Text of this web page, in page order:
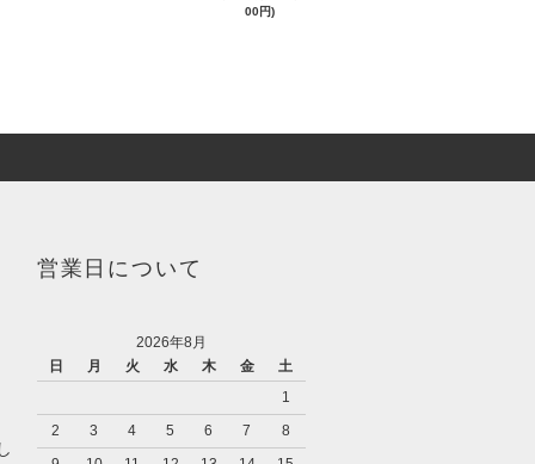
00円)
営業日について
2026年8月
日
月 火 水 木 金
土
1
2
3 4 5 6 7
8